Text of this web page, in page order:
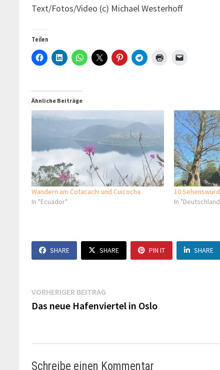
Text/Fotos/Video (c) Michael Westerhoff
Teilen
Ähnliche Beiträge
Wandern am Cotacachi und Cuicocha
In "Ecuador"
10
In
SHARE SHARE PIN IT SHARE
Beitragsnavigation
VORHERIGER BEITRAG
Beitrag:
Das neue Hafenviertel in Oslo
Schreibe einen Kommentar